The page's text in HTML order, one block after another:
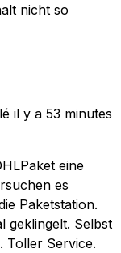
nicht so
il y a 53 minutes
eine
es
Paketstation.
geklingelt. Selbst
Toller Service.